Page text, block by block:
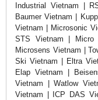
Industrial Vietnam |
Baumer Vietnam |
Vietnam | Microsonic
STS Vietnam | Micro
Microsens Vietnam |
Ski Vietnam | Eltra
Elap Vietnam |
Vietnam | Watlow
Vietnam | ICP DAS